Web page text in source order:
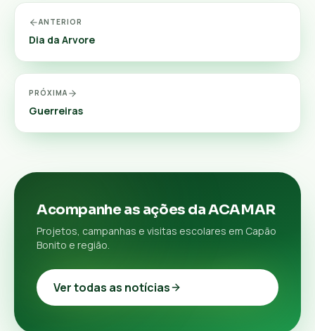
ANTERIOR
Dia da Arvore
PRÓXIMA
Guerreiras
Acompanhe as ações da ACAMAR
Projetos, campanhas e visitas escolares em Capão
Bonito e região.
Ver todas as notícias